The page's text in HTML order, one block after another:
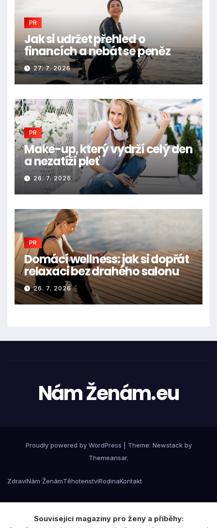
PR
Jak si udržet přehled o
financích a nebát se peněz
27. 7. 2026
PR
Make-up, který vydrží celý den
a nezatíží pleť
26. 7. 2026
PR
Domácí wellness: jak si dopřát
relaxaci bez drahého salonu
26. 7. 2026
Nám Ženám.eu
Proudly powered by WordPress Theme: Newstackby
Themeansar.
ZdravíNám ŽenámTěhotenstvíRodinaKontakt
Související magazíny pro ženy a příběhy: